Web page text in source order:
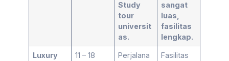
Study
tour
universit
as.
sangat
luas,
fasilitas
lengkap.
Luxury
11 – 18
Perjalana
Fasilitas